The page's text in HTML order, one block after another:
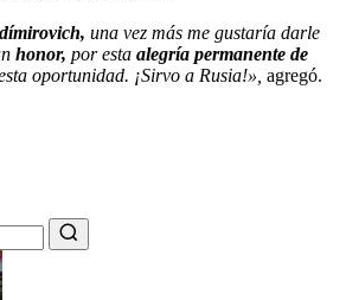
una vez más me gustaría darle
honor, por esta alegría permanente de
oportunidad. ¡Sirvo a Rusia!», agregó.